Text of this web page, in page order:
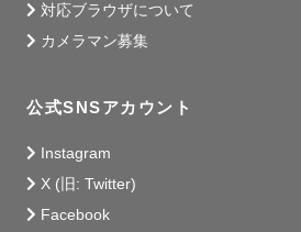
対応ブラウザについて
カメラマン募集
公式SNSアカウント
Instagram
X (旧: Twitter)
Facebook